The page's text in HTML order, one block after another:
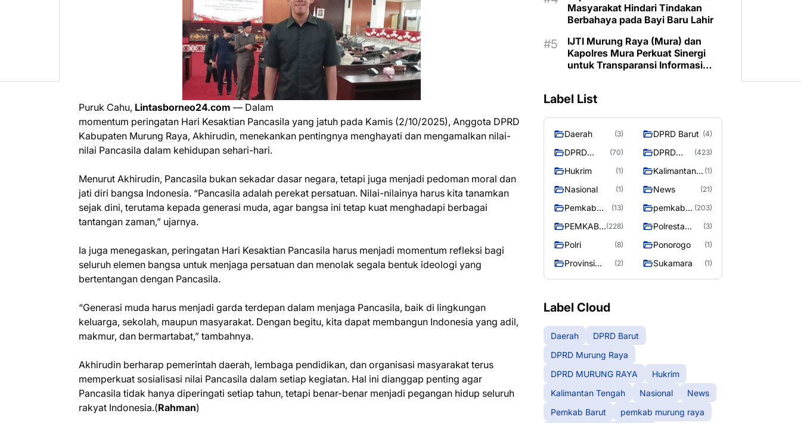
Puruk Cahu, Lintasborneo24.com — Dalam
momentum peringatan Hari Kesaktian Pancasila yang jatuh pada Kamis (2/10/2025), Anggota DPRD
Kabupaten Murung Raya, Akhirudin, menekankan pentingnya menghayati dan mengamalkan nilai-
nilai Pancasila dalam kehidupan sehari-hari.
Menurut Akhirudin, Pancasila bukan sekadar dasar negara, tetapi juga menjadi pedoman moral dan
jati diri bangsa Indonesia. “Pancasila adalah perekat persatuan. Nilai-nilainya harus kita tanamkan
sejak dini, terutama kepada generasi muda, agar bangsa ini tetap kuat menghadapi berbagai
tantangan zaman,” ujarnya.
Ia juga menegaskan, peringatan Hari Kesaktian Pancasila harus menjadi momentum refleksi bagi
seluruh elemen bangsa untuk menjaga persatuan dan menolak segala bentuk ideologi yang
bertentangan dengan Pancasila.
“Generasi muda harus menjadi garda terdepan dalam menjaga Pancasila, baik di lingkungan
keluarga, sekolah, maupun masyarakat. Dengan begitu, kita dapat membangun Indonesia yang adil,
makmur, dan bermartabat,” tambahnya.
Akhirudin berharap pemerintah daerah, lembaga pendidikan, dan organisasi masyarakat terus
memperkuat sosialisasi nilai Pancasila dalam setiap kegiatan. Hal ini dianggap penting agar
Pancasila tidak hanya diperingati setiap tahun, tetapi benar-benar menjadi pegangan hidup seluruh
rakyat Indonesia.(Rahman)
Masyarakat Hindari Tindakan
Berbahaya pada Bayi Baru Lahir
IJTI Murung Raya (Mura) dan
Kapolres Mura Perkuat Sinergi
untuk Transparansi Informasi
Label List
Daerah (3) DPRD Barut (4)
DPRD
Raya
(70)
DPRD
RAYA
(423)
Hukrim (1)
Kalimantan
(1)
Nasional (1) News (21)
Pemkab
(13)
pemkab
raya
(203)
PEMKAB
RAYA
(228)
Polresta
Raya
(3)
Polri (8) Ponorogo (1)
Provinsi
(2) Sukamara (1)
Label Cloud
Daerah
DPRD Barut
DPRD Murung Raya
DPRD MURUNG RAYA
Hukrim
Kalimantan Tengah
Nasional
News
Pemkab Barut
pemkab murung raya